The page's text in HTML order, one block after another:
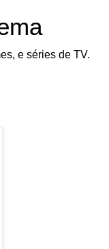
e séries de TV.